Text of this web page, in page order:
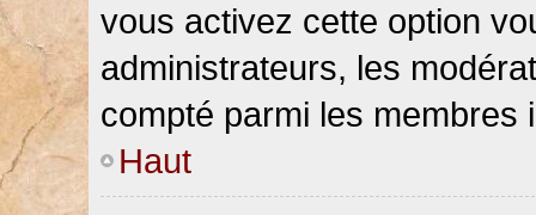
vous activez cette option
administrateurs, les
compté parmi les membres
Haut